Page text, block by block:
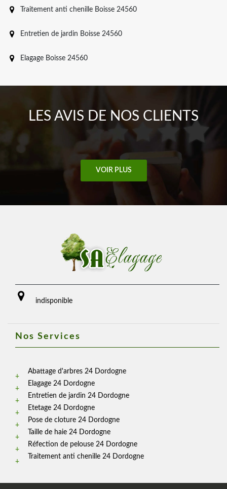
Traitement anti chenille Boisse 24560
Entretien de jardin Boisse 24560
Elagage Boisse 24560
LES AVIS DE NOS CLIENTS
VOIR PLUS
indisponible
Nos Services
Abattage d'arbres 24 Dordogne
Elagage 24 Dordogne
Entretien de jardin 24 Dordogne
Etetage 24 Dordogne
Pose de cloture 24 Dordogne
Taille de haie 24 Dordogne
Réfection de pelouse 24 Dordogne
Traitement anti chenille 24 Dordogne